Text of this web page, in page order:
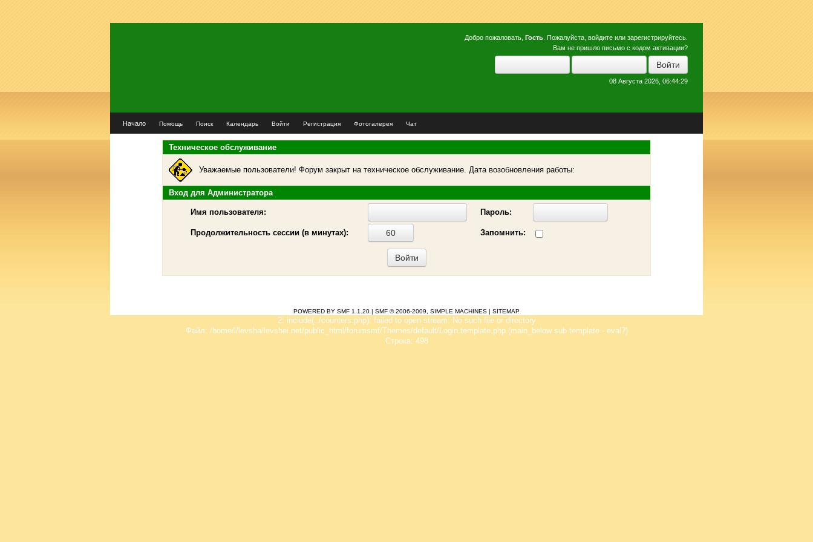
Добро пожаловать, Гость . Пожалуйста, войдите или зарегистрируйтесь
Вам не пришло письмо с кодом активации?
08 Августа 2026, 06:44:29
Начало Помощь Поиск Календарь Войти Регистрация Фотогалерея Чат
Техническое обслуживание
Уважаемые пользователи! Форум закрыт на техническое обслуживание. Дата возобновления работы:
Вход для Администратора
Имя пользователя: Пароль:
Продолжительность сессии (в минутах): Запомнить:
POWERED BY SMF 1.1.20 | SMF © 2006-2009, SIMPLE MACHINES | SITEMAP
2: include(../counters.php): failed to open stream: No such file or directory
Файл: /home/l/levsha/levshei.net/public_html/forumsmf/Themes/default/Login.template.php (main_below sub template - eval?)
Строка: 498